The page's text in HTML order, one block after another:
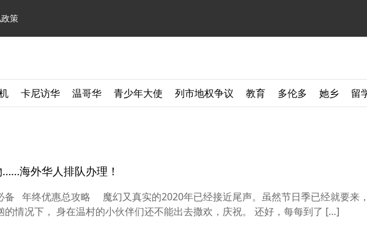
策
卡尼访华 温哥华 青少年大使 列市地权争议 教育 多伦多 她乡 留
海外华人排队办理！
备 年终优惠总攻略 魔幻又真实的2020年已经接近尾声。虽然节日季已经就要来
的情况下， 身在温村的小伙伴们还不能出去撒欢，庆祝。 还好，每每到了 […]